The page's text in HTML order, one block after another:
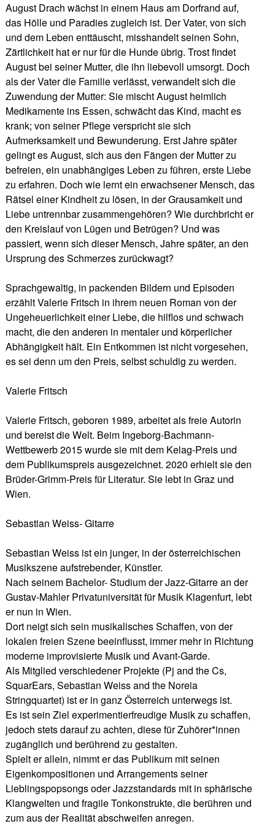
August Drach wächst in einem Haus am Dorfrand auf,
das Hölle und Paradies zugleich ist. Der Vater, von sich
und dem Leben enttäuscht, misshandelt seinen Sohn,
Zärtlichkeit hat er nur für die Hunde übrig. Trost findet
August bei seiner Mutter, die ihn liebevoll umsorgt. Doch
als der Vater die Familie verlässt, verwandelt sich die
Zuwendung der Mutter: Sie mischt August heimlich
Medikamente ins Essen, schwächt das Kind, macht es
krank; von seiner Pflege verspricht sie sich
Aufmerksamkeit und Bewunderung. Erst Jahre später
gelingt es August, sich aus den Fängen der Mutter zu
befreien, ein unabhängiges Leben zu führen, erste Liebe
zu erfahren. Doch wie lernt ein erwachsener Mensch, das
Rätsel einer Kindheit zu lösen, in der Grausamkeit und
Liebe untrennbar zusammengehören? Wie durchbricht er
den Kreislauf von Lügen und Betrügen? Und was
passiert, wenn sich dieser Mensch, Jahre später, an den
Ursprung des Schmerzes zurückwagt?
Sprachgewaltig, in packenden Bildern und Episoden
erzählt Valerie Fritsch in ihrem neuen Roman von der
Ungeheuerlichkeit einer Liebe, die hilflos und schwach
macht, die den anderen in mentaler und körperlicher
Abhängigkeit hält. Ein Entkommen ist nicht vorgesehen,
es sei denn um den Preis, selbst schuldig zu werden.
Valerie Fritsch
Valerie Fritsch, geboren 1989, arbeitet als freie Autorin
und bereist die Welt. Beim Ingeborg-Bachmann-
Wettbewerb 2015 wurde sie mit dem Kelag-Preis und
dem Publikumspreis ausgezeichnet. 2020 erhielt sie den
Brüder-Grimm-Preis für Literatur. Sie lebt in Graz und
Wien.
Sebastian Weiss- Gitarre
Sebastian Weiss ist ein junger, in der österreichischen
Musikszene aufstrebender, Künstler.
Nach seinem Bachelor- Studium der Jazz-Gitarre an der
Gustav-Mahler Privatuniversität für Musik Klagenfurt, lebt
er nun in Wien.
Dort neigt sich sein musikalisches Schaffen, von der
lokalen freien Szene beeinflusst, immer mehr in Richtung
moderne improvisierte Musik und Avant-Garde.
Als Mitglied verschiedener Projekte (Pj and the Cs,
SquarEars, Sebastian Weiss and the Noreia
Stringquartet) ist er in ganz Österreich unterwegs ist.
Es ist sein Ziel experimentierfreudige Musik zu schaffen,
jedoch stets darauf zu achten, diese für Zuhörer*innen
zugänglich und berührend zu gestalten.
Spielt er allein, nimmt er das Publikum mit seinen
Eigenkompositionen und Arrangements seiner
Lieblingspopsongs oder Jazzstandards mit in sphärische
Klangwelten und fragile Tonkonstrukte, die berühren und
zum aus der Realität abschweifen anregen.